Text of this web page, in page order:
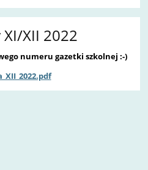
XII 2022
numeru gazetki szkolnej :-)